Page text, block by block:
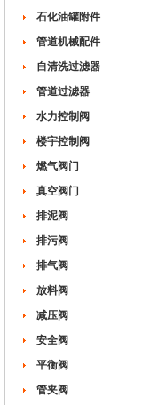
石化油罐附件
管道机械配件
自清洗过滤器
管道过滤器
水力控制阀
楼宇控制阀
燃气阀门
真空阀门
排泥阀
排污阀
排气阀
放料阀
减压阀
安全阀
平衡阀
管夹阀